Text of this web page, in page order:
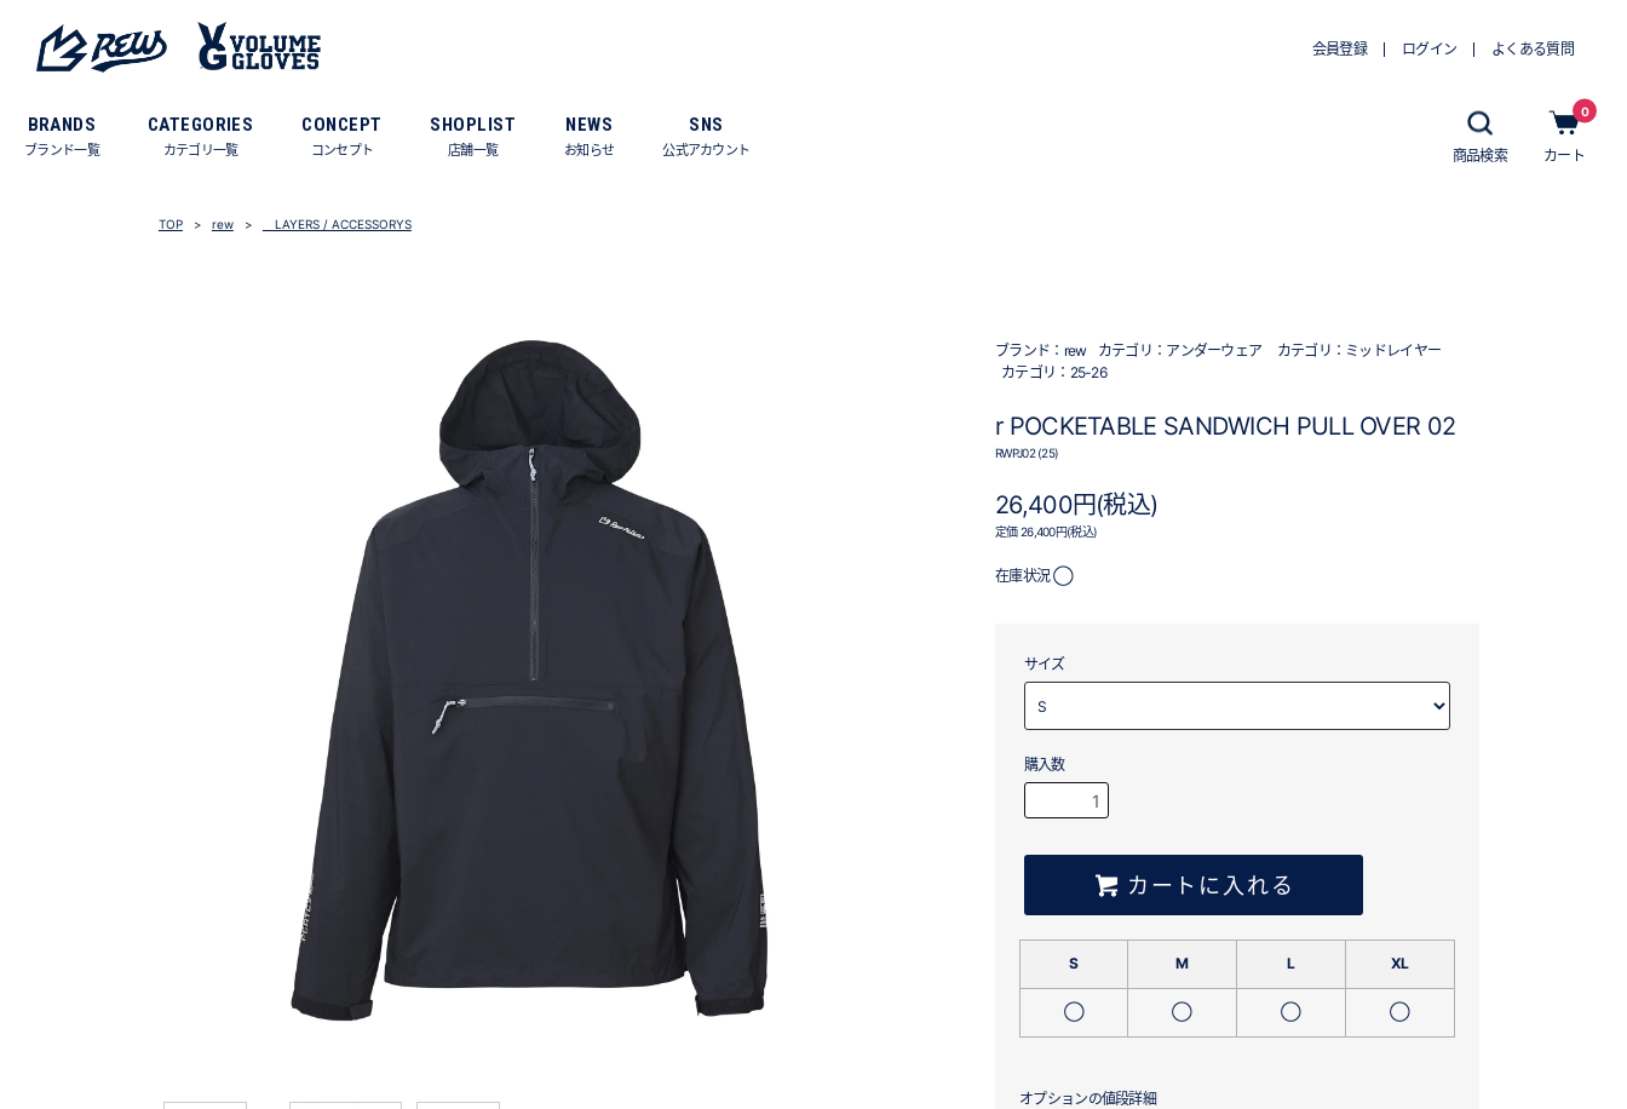
BRANDS
ブランド一覧
CATEGORIES
カテゴリ一覧
CONCEPT
コンセプト
SHOPLIST
店舗一覧
NEWS
お知らせ
SNS
公式アカウント
会員登録 ログイン よくある質問
商品検索 カート
0
TOP rew LAYERS / ACCESSORYS
ブランド： rew カテゴリ： アンダーウェア カテゴリ： ミッドレイヤー
カテゴリ： 25-26
r POCKETABLE SANDWICH PULL OVER 02
RWPJ02 (25)
26,400円(税込)
定価 26,400円(税込)
在庫状況 ◯
サイズ
購入数
カートに入れる
S M L XL
◯ ◯ ◯ ◯
オプションの値段詳細